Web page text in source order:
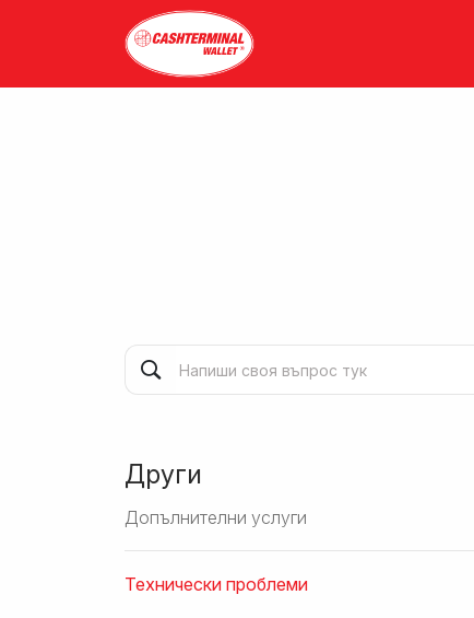
Други
Допълнителни услуги
Технически проблеми